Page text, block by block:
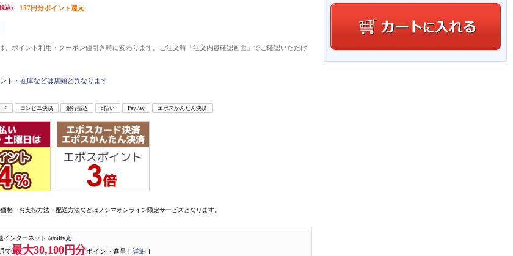
込) 157円分ポイント還元
、ポイント利用・クーポン値引き時に変わります。ご注文時「注文内容確認画面」でご確認いただけ
ト・在庫などは店頭と異なります
ド コンビニ決済 銀行振込 d払い PayPay エポスかんたん決済
格・お支払方法・配送方法などはノジマオンライン限定サービスとなります。
インターネット @nifty光
で最大30,100円分ポイント進呈 [ 詳細 ]